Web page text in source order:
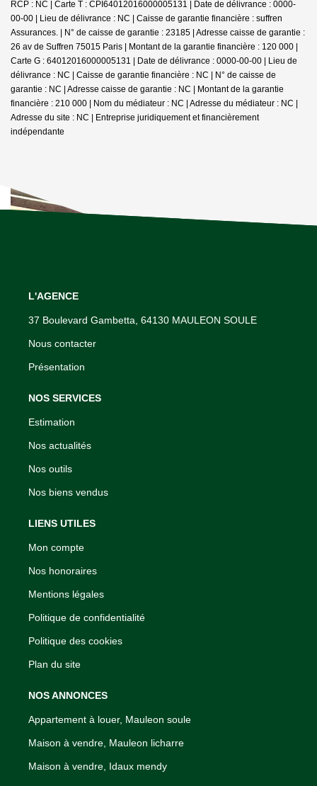
RCP : NC | Carte T : CPI64012016000005131 | Date de délivrance : 0000-
00-00 | Lieu de délivrance : NC | Caisse de garantie financière : suffren
Assurances. | N° de caisse de garantie : 23185 | Adresse caisse de garantie :
26 av de Suffren 75015 Paris | Montant de la garantie financière : 120 000 |
Carte G : 64012016000005131 | Date de délivrance : 0000-00-00 | Lieu de
délivrance : NC | Caisse de garantie financière : NC | N° de caisse de
garantie : NC | Adresse caisse de garantie : NC | Montant de la garantie
financière : 210 000 | Nom du médiateur : NC | Adresse du médiateur : NC |
Adresse du site : NC | Entreprise juridiquement et financièrement
indépendante
L'AGENCE
37 Boulevard Gambetta, 64130 MAULEON SOULE
Nous contacter
Présentation
NOS SERVICES
Estimation
Nos actualités
Nos outils
Nos biens vendus
LIENS UTILES
Mon compte
Nos honoraires
Mentions légales
Politique de confidentialité
Politique des cookies
Plan du site
NOS ANNONCES
Appartement à louer, Mauleon soule
Maison à vendre, Mauleon licharre
Maison à vendre, Idaux mendy